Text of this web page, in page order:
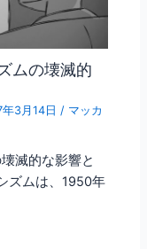
ムの壊滅的
年3月14日 / マッカ
滅的な影響と
ズムは、1950年